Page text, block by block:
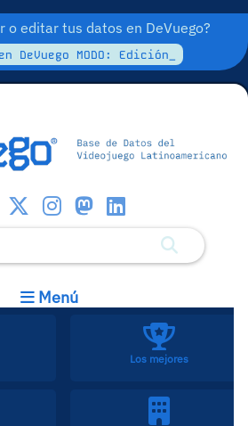
o editar tus datos en DeVuego?
MODO: Edición_
Menú
Los mejores